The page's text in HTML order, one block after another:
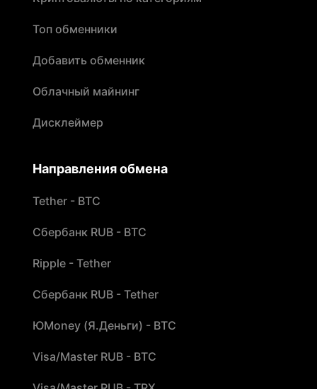
Топ обменники
Добавить обменник
Облачный майнинг
Дисклеймер
Направления обмена
Tether - BTC
Сбербанк RUB - BTC
Ripple - Tether
Сбербанк RUB - Tether
ЮMoney (Я.Деньги) - BTC
Visa/Master RUB - BTC